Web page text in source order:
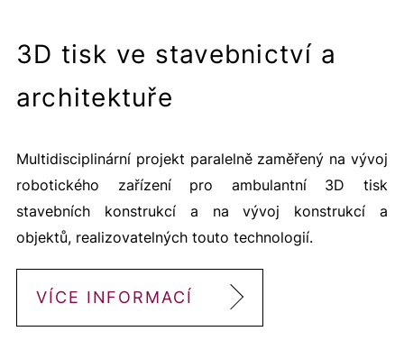
3D tisk ve stavebnictví a
architektuře
Multidisciplinární projekt paralelně zaměřený na vývoj
robotického zařízení pro ambulantní 3D tisk
stavebních konstrukcí a na vývoj konstrukcí a
objektů, realizovatelných touto technologií.
VÍCE INFORMACÍ